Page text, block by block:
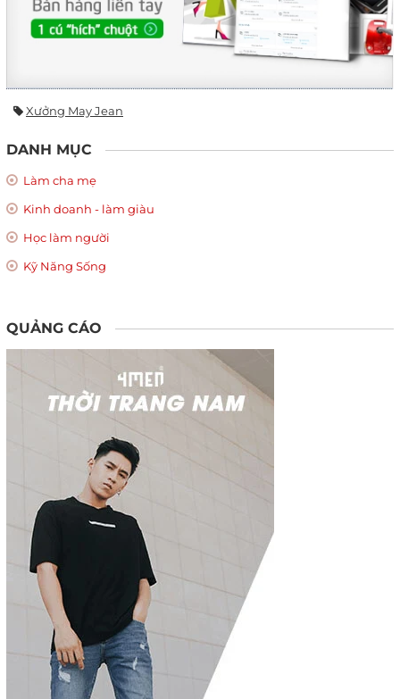
Xưởng May Jean
DANH MỤC
Làm cha mẹ
Kinh doanh - làm giàu
Học làm người
Kỹ Năng Sống
QUẢNG CÁO